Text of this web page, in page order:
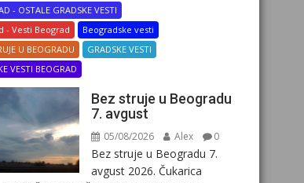
- OSTALE GRADSKE VESTI
- Vesti Beograd
Beogradske vesti
U BEOGRADU
GRADSKE VESTI
VESTI BEOGRAD
Bez struje u Beogradu
7. avgust
05/08/2026 Alex 0
Bez struje u Beogradu 7.
avgust 2026. Čukarica